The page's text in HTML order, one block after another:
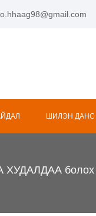
ШИЛЭН ДАНС
ХУДАЛДАА болох